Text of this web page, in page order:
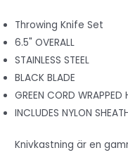
Throwing Knife Set
6.5" OVERALL
STAINLESS STEEL
BLACK BLADE
GREEN CORD WRAPPED
INCLUDES NYLON
Knivkastning är en